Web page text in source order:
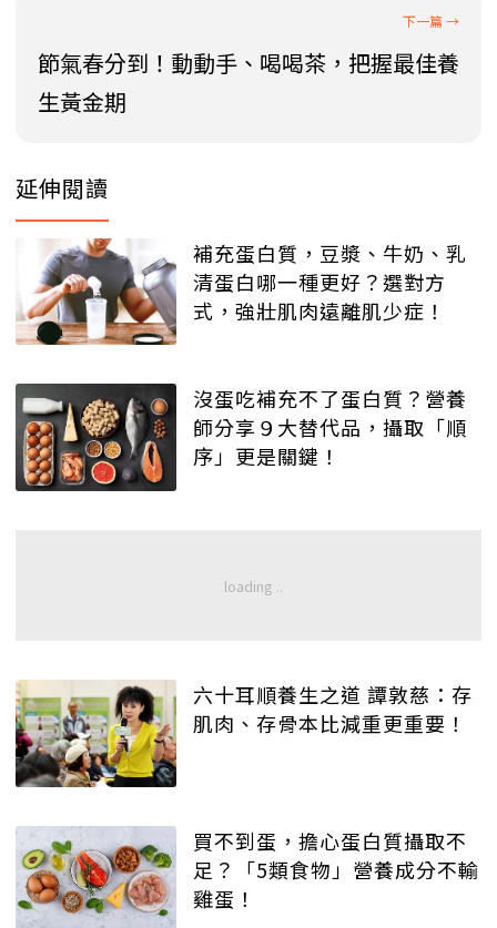
節氣春分到！動動手、喝喝茶，把握最佳養
生黃金期
延伸閱讀
補充蛋白質，豆漿、牛奶、乳
清蛋白哪一種更好？選對方
式，強壯肌肉遠離肌少症！
沒蛋吃補充不了蛋白質？營養
師分享９大替代品，攝取「順
序」更是關鍵！
六十耳順養生之道 譚敦慈：存
肌肉、存骨本比減重更重要！
買不到蛋，擔心蛋白質攝取不
足？「5類食物」營養成分不輸
雞蛋！